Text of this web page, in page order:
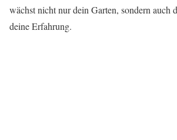
wächst nicht nur dein Garten, sondern auch
deine Erfahrung.